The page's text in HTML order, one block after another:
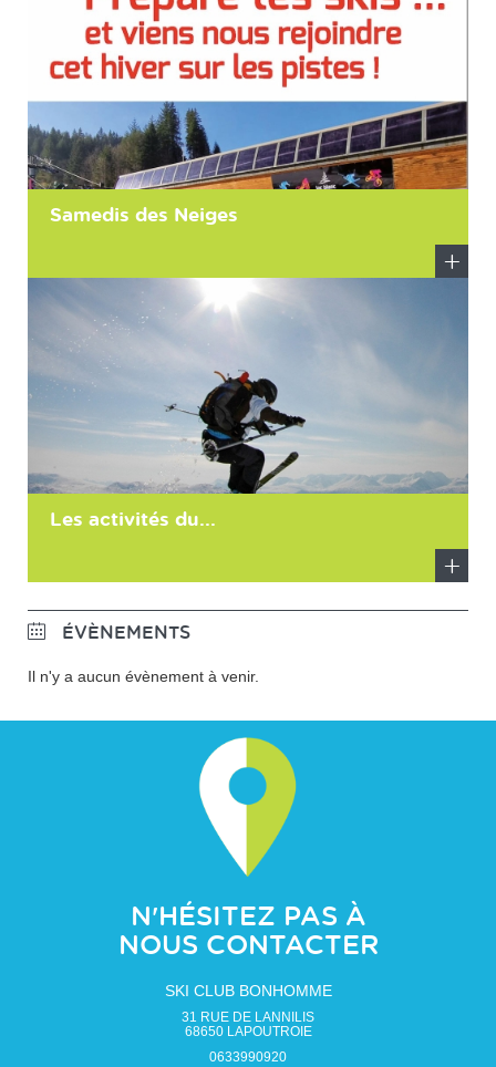
Samedis des Neiges
Les activités du...
savoir
ÉVÈNEMENTS
Il n'y a aucun évènement à venir.
N'HÉSITEZ PAS À
NOUS CONTACTER
SKI CLUB BONHOMME
31 RUE DE LANNILIS
68650 LAPOUTROIE
0633990920